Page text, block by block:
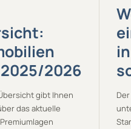
2026
gibt Ihnen
das aktuelle